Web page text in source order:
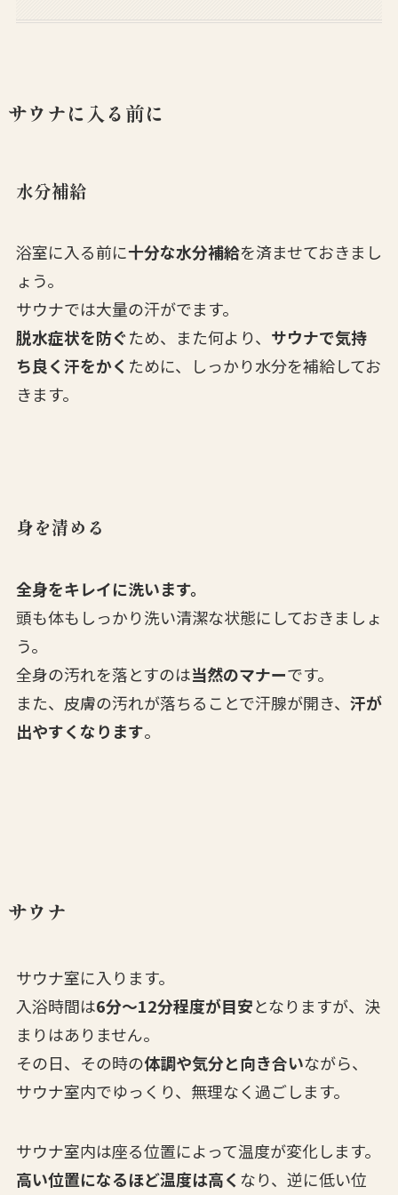
サウナに入る前に
水分補給
浴室に入る前に十分な水分補給を済ませておきまし
ょう。
サウナでは大量の汗がでます。
脱水症状を防ぐため、また何より、 サウナで気持
ち良く汗をかく ために、しっかり水分を補給してお
きます。
身を清める
全身をキレイに洗います。
頭も体もしっかり洗い清潔な状態にしておきましょ
う。
全身の汚れを落とすのは当然のマナーです。
また、皮膚の汚れが落ちることで汗腺が開き、 汗が
出やすくなります。
サウナ
サウナ室に入ります。
入浴時間は6分〜12分程度が目安となりますが、決
まりはありません。
その日、その時の体調や気分と向き合いながら、
サウナ室内でゆっくり、無理なく過ごします。
サウナ室内は座る位置によって温度が変化します。
高い位置になるほど温度は高くなり、逆に低い位